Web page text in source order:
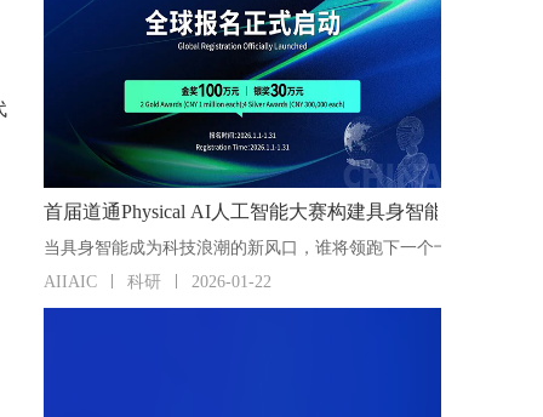
首届道通Physical AI人工智能大赛构建具身智能“人才朋友
AIIAIC 科研 2026-01-22